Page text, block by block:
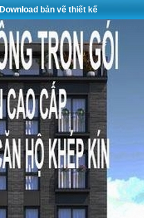
Download bản vẽ thiết kế